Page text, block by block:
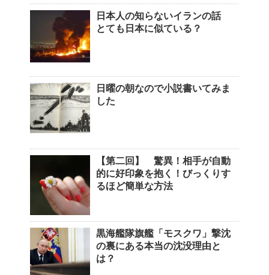
日本人の知らないイランの話
とても日本に似ている？
日曜の朝なので小説書いてみま
した
【第二回】 驚異！相手が自動
的に好印象を抱く！びっくりす
るほど簡単な方法
黒海艦隊旗艦「モスクワ」撃沈
の裏にある本当の沈没理由と
は？